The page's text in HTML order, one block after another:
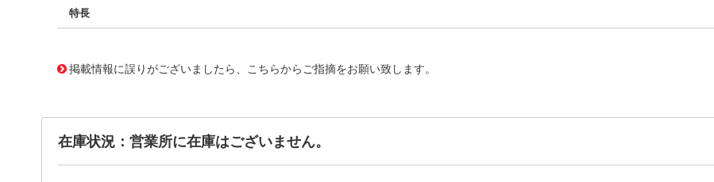
特長
掲載情報に誤りがございましたら、こちらからご指摘をお願い致します。
在庫状況：営業所に在庫はございません。